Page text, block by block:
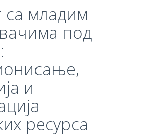
са младим
под
и
ресурса